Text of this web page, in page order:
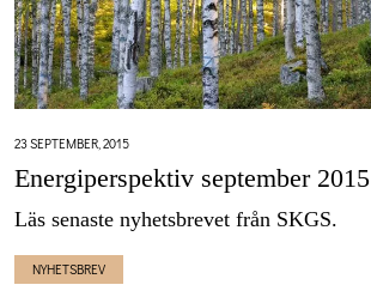
23 SEPTEMBER, 2015
Energiperspektiv september 2015
Läs senaste nyhetsbrevet från SKGS.
NYHETSBREV